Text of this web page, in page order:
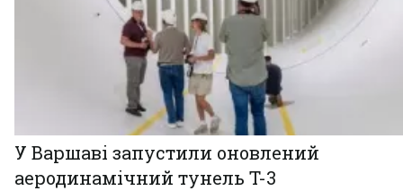
У Варшаві запустили оновлений
аеродинамічний тунель T-3